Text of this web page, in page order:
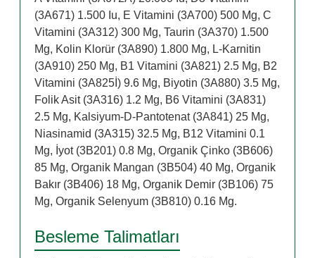
(3A671) 1.500 Iu, E Vitamini (3A700) 500 Mg, C
Vitamini (3A312) 300 Mg, Taurin (3A370) 1.500
Mg, Kolin Klorür (3A890) 1.800 Mg, L-Karnitin
(3A910) 250 Mg, B1 Vitamini (3A821) 2.5 Mg, B2
Vitamini (3A825İ) 9.6 Mg, Biyotin (3A880) 3.5 Mg,
Folik Asit (3A316) 1.2 Mg, B6 Vitamini (3A831)
2.5 Mg, Kalsiyum-D-Pantotenat (3A841) 25 Mg,
Niasinamid (3A315) 32.5 Mg, B12 Vitamini 0.1
Mg, İyot (3B201) 0.8 Mg, Organik Çinko (3B606)
85 Mg, Organik Mangan (3B504) 40 Mg, Organik
Bakır (3B406) 18 Mg, Organik Demir (3B106) 75
Mg, Organik Selenyum (3B810) 0.16 Mg.
Besleme Talimatları